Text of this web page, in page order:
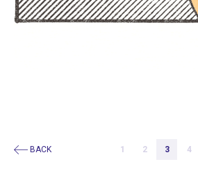
BACK 1 2 3 4